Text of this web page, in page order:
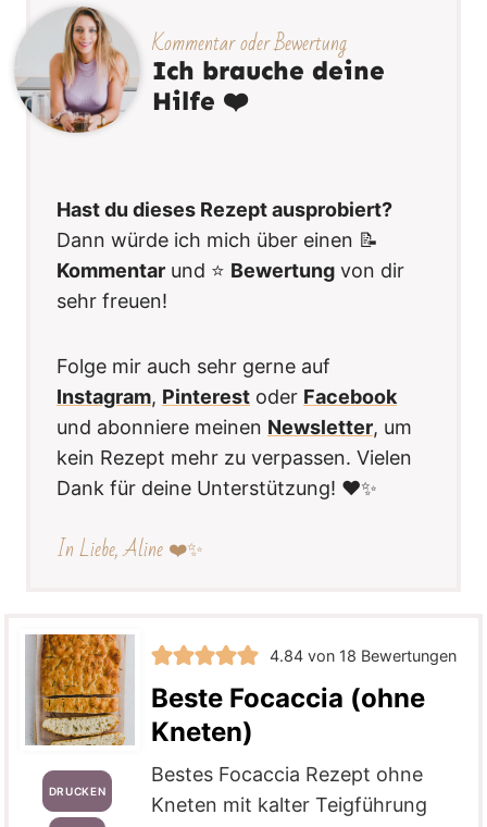
Kommentar oder Bewertung
Ich brauche deine
Hilfe ❤️
Hast du dieses Rezept ausprobiert?
Dann würde ich mich über einen 📝
Kommentar und ⭐️ Bewertung von dir
sehr freuen!
Folge mir auch sehr gerne auf
Instagram, Pinterest oder Facebook
und abonniere meinen Newsletter, um
kein Rezept mehr zu verpassen. Vielen
Dank für deine Unterstützung! ❤️✨
In Liebe, Aline ❤️✨
DRUCKEN
4.84 von 18 Bewertungen
Beste Focaccia (ohne
Kneten)
Bestes Focaccia Rezept ohne
Kneten mit kalter Teigführung